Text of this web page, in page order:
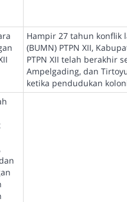
Hampir 27 tahun konflik
(BUMN) PTPN XII,
PTPN XII telah berakhir
Ampelgading, dan
ketika pendudukan